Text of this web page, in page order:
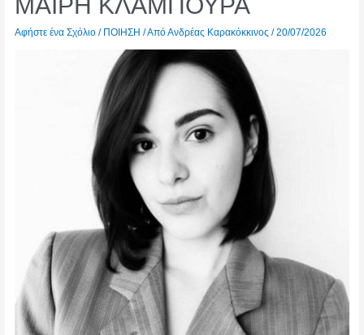
ΜΑΙΡΗ ΚΛΑΜΠΟΥΡΑ
Αφήστε ένα Σχόλιο / ΠΟΙΗΣΗ / ΑπόΑνδρέας Καρακόκκινος /20/07/2026